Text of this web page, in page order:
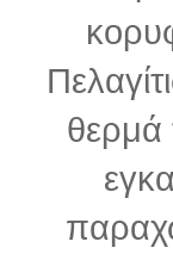
θερμά